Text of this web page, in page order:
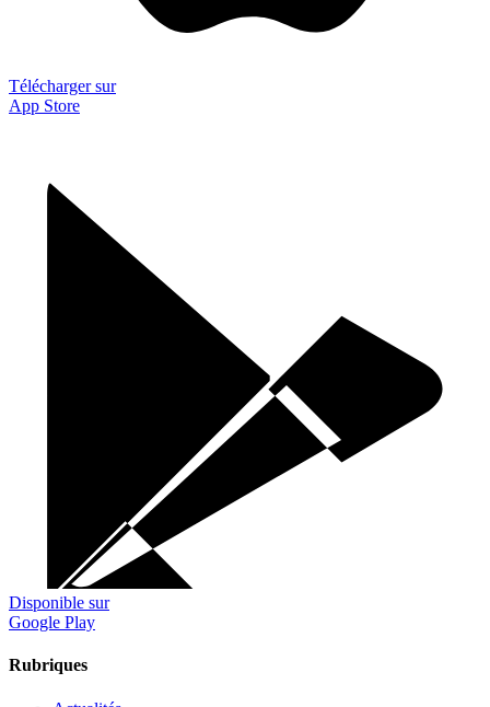
Télécharger sur
App Store
Disponible sur
Google Play
Rubriques